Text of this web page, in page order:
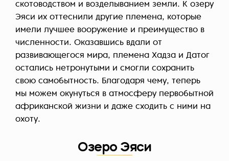
скотоводством и возделыванием земли. К озеру
Эяси их оттеснили другие племена, которые
имели лучшее вооружение и преимущество в
численности. Оказавшись вдали от
развивающегося мира, племена Хадза и Датог
остались нетронутыми и смогли сохранить
свою самобытность. Благодаря чему, теперь
мы можем окунуться в атмосферу первобытной
африканской жизни и даже сходить с ними на
охоту.
Озеро Эяси